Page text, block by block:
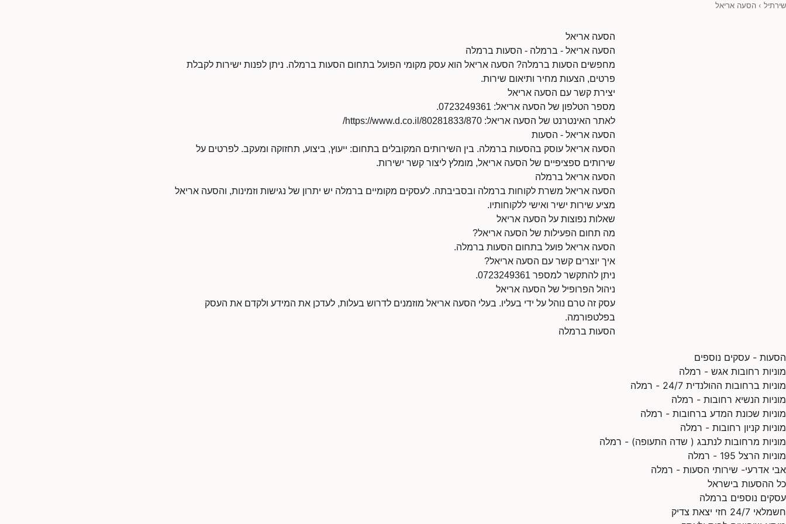
שירתיל › הסעה אריאל
הסעה אריאל
הסעה אריאל - ברמלה - הסעות ברמלה
מחפשים הסעות ברמלה? הסעה אריאל הוא עסק מקומי הפועל בתחום הסעות ברמלה. ניתן לפנות ישירות לקבלת
פרטים, הצעות מחיר ותיאום שירות.
יצירת קשר עם הסעה אריאל
מספר הטלפון של הסעה אריאל: 0723249361.
לאתר האינטרנט של הסעה אריאל: https://www.d.co.il/80281833/870/
הסעה אריאל - הסעות
הסעה אריאל עוסק בהסעות ברמלה. בין השירותים המקובלים בתחום: ייעוץ, ביצוע, תחזוקה ומעקב. לפרטים על
שירותים ספציפיים של הסעה אריאל, מומלץ ליצור קשר ישירות.
הסעה אריאל ברמלה
הסעה אריאל משרת לקוחות ברמלה ובסביבתה. לעסקים מקומיים ברמלה יש יתרון של נגישות וזמינות, והסעה אריאל
מציע שירות ישיר ואישי ללקוחותיו.
שאלות נפוצות על הסעה אריאל
מה תחום הפעילות של הסעה אריאל?
הסעה אריאל פועל בתחום הסעות ברמלה.
איך יוצרים קשר עם הסעה אריאל?
ניתן להתקשר למספר 0723249361.
ניהול הפרופיל של הסעה אריאל
עסק זה טרם נוהל על ידי בעליו. בעלי הסעה אריאל מוזמנים לדרוש בעלות, לעדכן את המידע ולקדם את העסק
בפלטפורמה.
הסעות ברמלה
הסעות - עסקים נוספים
מוניות רחובות אגש - רמלה
מוניות ברחובות ההולנדית 24/7 - רמלה
מוניות הנשיא רחובות - רמלה
מוניות שכונת המדע ברחובות - רמלה
מוניות קניון רחובות - רמלה
מוניות מרחובות לנתבג ( שדה התעופה) - רמלה
מוניות הרצל 195 - רמלה
אבי אדרעי- שירותי הסעות - רמלה
כל ההסעות בישראל
עסקים נוספים ברמלה
חשמלאי 24/7 חזי יצאת צדיק